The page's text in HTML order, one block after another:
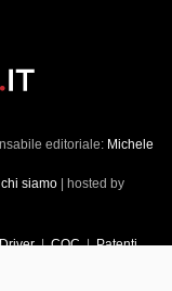
editoriale: Michele
chi siamo| hosted by
|CQC|Patenti